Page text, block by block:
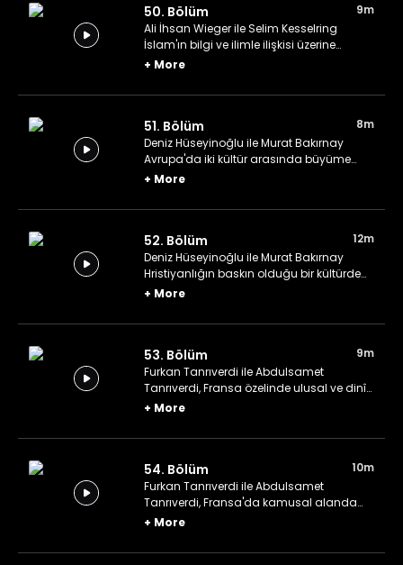
50. Bölüm
9m
Ali İhsan Wieger ile Selim Kesselring
İslam'ın bilgi ve ilimle ilişkisi üzerine
konuşuyor.
+ More
51. Bölüm
8m
Deniz Hüseyinoğlu ile Murat Bakırnay
Avrupa'da iki kültür arasında büyüme
deneyimlerini konuşuyor.
+ More
52. Bölüm
12m
Deniz Hüseyinoğlu ile Murat Bakırnay
Hristiyanlığın baskın olduğu bir kültürde
İslam'ı yaşamak üzerine konuşuyor.
+ More
53. Bölüm
9m
Furkan Tanrıverdi ile Abdulsamet
Tanrıverdi, Fransa özelinde ulusal ve dinî
kimlik arasındaki fark üzerine konuşuyor.
+ More
54. Bölüm
10m
Furkan Tanrıverdi ile Abdulsamet
Tanrıverdi, Fransa'da kamusal alanda
dinî ibadetler ve görünürlük üzerine
+ More